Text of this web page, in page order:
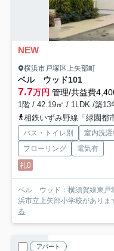
NEW
横浜市戸塚区上矢部町
ベル ウッド101
7.7万円 管理/共益費
1階 / 42.19㎡ / 1LDK /築13
相鉄いずみ野線「緑園都
バス・トイレ別 室内洗
フローリング
電気有
礼0
ベル ウッド：横須賀線東戸
浜市立上矢部小学校があり
る
アパート